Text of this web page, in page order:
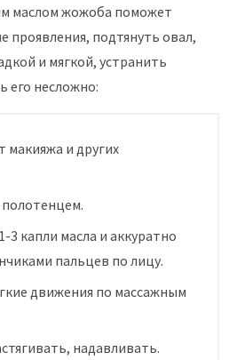
маслом жожоба поможет
проявления, подтянуть овал,
и мягкой, устранить
его несложно:
макияжа и других
3 капли масла и аккуратно
пальцев по лицу.
движения по массажным
надавливать.